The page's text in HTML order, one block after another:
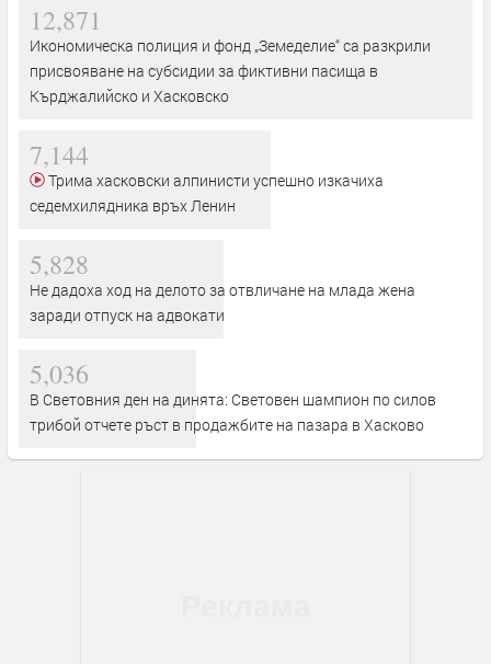
12,871
Икономическа полиция и фонд „Земеделие“ са разкрили
присвояване на субсидии за фиктивни пасища в
Кърджалийско и Хасковско
7,144
седемхилядника връх Ленин
5,828
Не дадоха ход на делото за отвличане на млада жена
заради отпуск на адвокати
5,036
В Световния ден на динята: Световен шампион по силов
трибой отчете ръст в продажбите на пазара в Хасково